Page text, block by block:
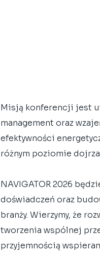
Misją konferencji jest
management oraz
efektywności
różnym poziomie
NAVIGATOR 2026
doświadczeń oraz
branży. Wierzymy, że
tworzenia wspólnej
przyjemnością